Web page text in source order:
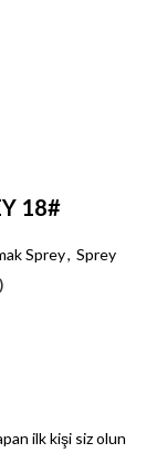
18#
Sprey, Sprey
ilk kişi siz olun